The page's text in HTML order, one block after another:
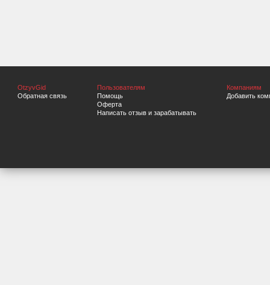
OtzyvGid
Обратная связь
Пользователям
Помощь
Оферта
Написать отзыв и зарабатывать
Компаниям
Добавить